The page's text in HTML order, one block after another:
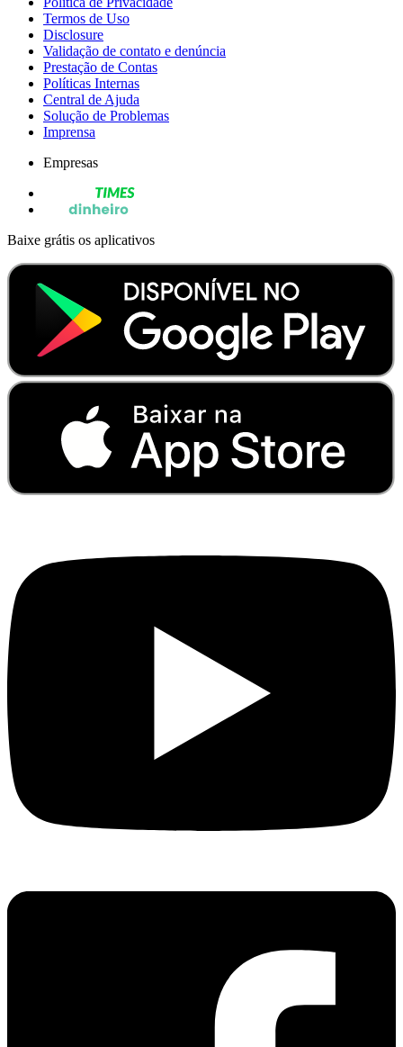
Termos de Uso
Disclosure
Validação de contato e denúncia
Prestação de Contas
Políticas Internas
Central de Ajuda
Solução de Problemas
Imprensa
Empresas
Baixe grátis os aplicativos